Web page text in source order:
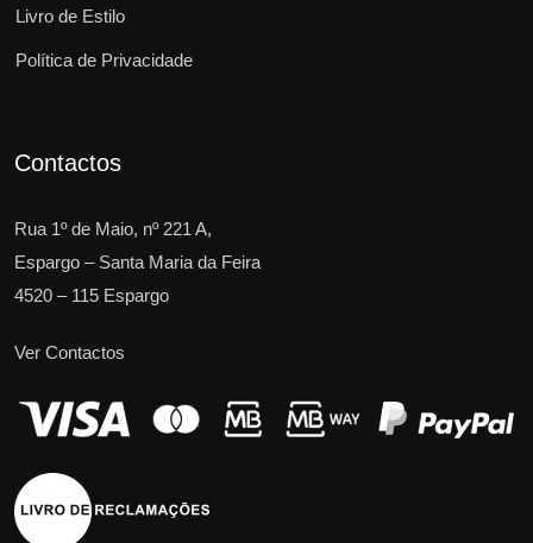
Livro de Estilo
Política de Privacidade
Contactos
Rua 1º de Maio, nº 221 A,
Espargo – Santa Maria da Feira
4520 – 115 Espargo
Ver Contactos